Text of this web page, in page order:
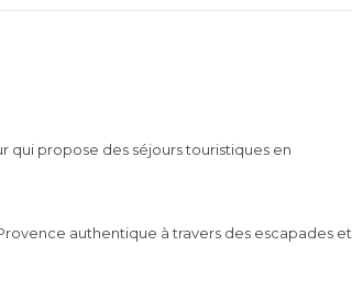
qui propose des séjours touristiques en
authentique à travers des escapades et